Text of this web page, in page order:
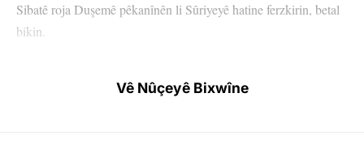
Sibatê roja Duşemê pêkanînên li Sûriyeyê hatine ferzkirin, betal
bikin.
Belçîkayê bên ba hev.Vê Nûçeyê Bixwîne